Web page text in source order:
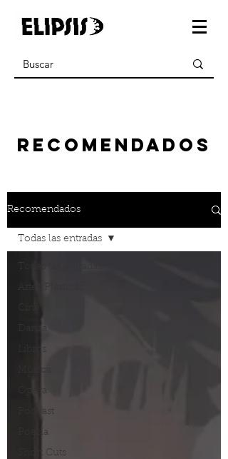
recomendados
Recomendados
Danza
Libros
Música
Ópera
Podcast
Poesía
Short Cuts
Todas las entradas